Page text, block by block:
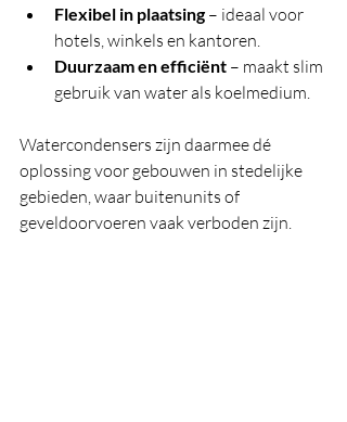
Flexibel in plaatsing – ideaal voor
hotels, winkels en kantoren.
Duurzaam en efficiënt – maakt slim
gebruik van water als koelmedium.
Watercondensers zijn daarmee dé
oplossing voor gebouwen in stedelijke
gebieden, waar buitenunits of
geveldoorvoeren vaak verboden zijn.